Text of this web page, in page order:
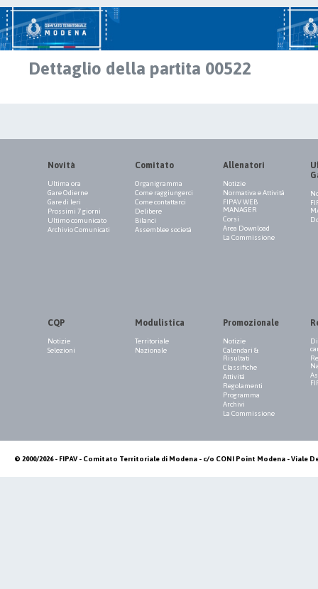
Dettaglio della partita 00522
Novità
Ultima ora
Gare Odierne
Gare di Ieri
Prossimi 7 giorni
Ultimo comunicato
Archivio Comunicati
Comitato
Organigramma
Come raggiungerci
Come contattarci
Delibere
Bilanci
Assemblee società
Allenatori
Notizie
Normativa e Attività
FIPAV WEB
MANAGER
Corsi
Area Download
La Commissione
CQP
Notizie
Selezioni
Modulistica
Territoriale
Nazionale
Promozionale
Notizie
Calendari &
Risultati
Classifiche
Attività
Regolamenti
Programma
Archivi
La Commissione
© 2000/2026 - FIPAV - Comitato Territoriale di Modena - c/o CONI Point Modena - Viale